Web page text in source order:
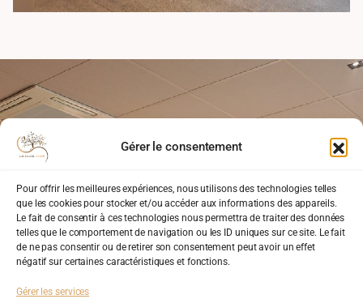
Gérer le consentement
Pour offrir les meilleures expériences, nous utilisons des technologies telles
que les cookies pour stocker et/ou accéder aux informations des appareils.
Le fait de consentir à ces technologies nous permettra de traiter des données
telles que le comportement de navigation ou les ID uniques sur ce site. Le fait
de ne pas consentir ou de retirer son consentement peut avoir un effet
négatif sur certaines caractéristiques et fonctions.
Gérer les services
Détails
Détails